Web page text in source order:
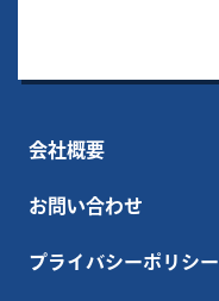
会社概要
お問い合わせ
プライバシーポリシー